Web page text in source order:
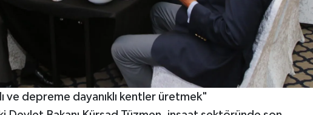
ve depreme dayanıklı kentler üretmek"